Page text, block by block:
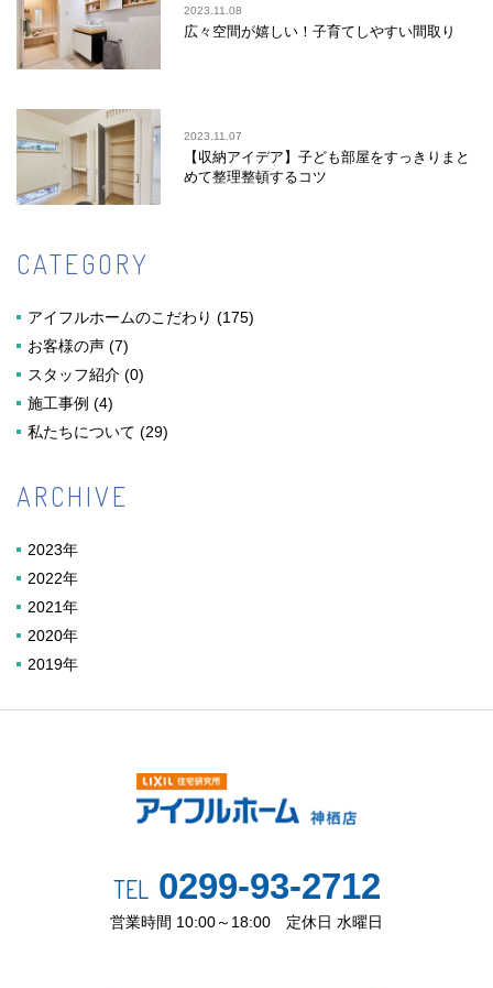
2023.11.08
広々空間が嬉しい！子育てしやすい間取り
2023.11.07
【収納アイデア】子ども部屋をすっきりまと
めて整理整頓するコツ
CATEGORY
アイフルホームのこだわり (175)
お客様の声 (7)
スタッフ紹介 (0)
施工事例 (4)
私たちについて (29)
ARCHIVE
2023年
2022年
2021年
2020年
2019年
TEL0299-93-2712
営業時間 10:00～18:00 定休日 水曜日